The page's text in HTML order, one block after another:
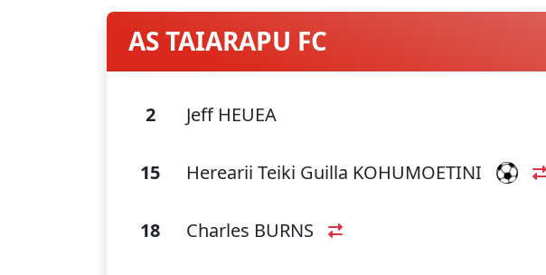
AS TAIARAPU FC
2 Jeff HEUEA
15 Herearii Teiki Guilla KOHUMOETINI
18 Charles BURNS